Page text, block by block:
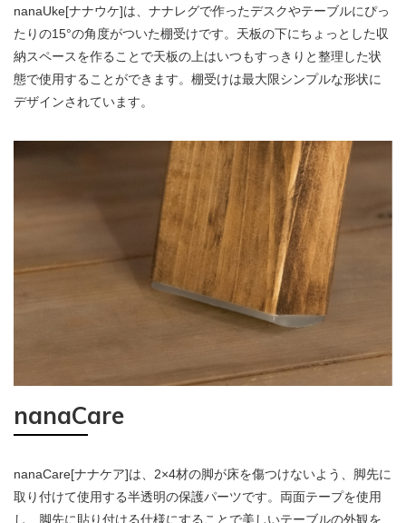
nanaUke[ナナウケ]は、ナナレグで作ったデスクやテーブルにぴっ
たりの15°の角度がついた棚受けです。天板の下にちょっとした収
納スペースを作ることで天板の上はいつもすっきりと整理した状
態で使用することができます。棚受けは最大限シンプルな形状に
デザインされています。
nanaCare
nanaCare[ナナケア]は、2×4材の脚が床を傷つけないよう、脚先に
取り付けて使用する半透明の保護パーツです。両面テープを使用
し、脚先に貼り付ける仕様にすることで美しいテーブルの外観を